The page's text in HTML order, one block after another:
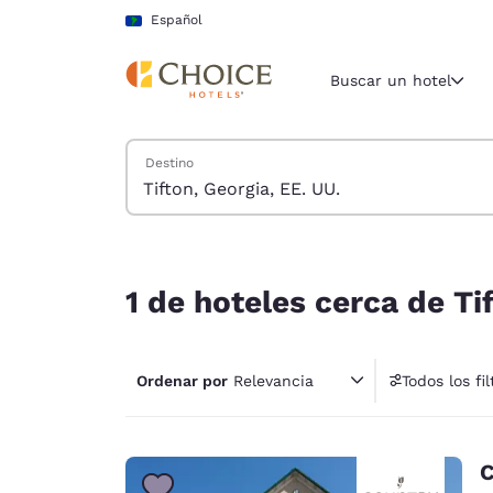
Pasar A Contenido Principal
Español
Región y
América
América
English
Buscar un hotel
Buscar hoteles
Destino
1 de hoteles cerca de
Ordenar por Relevancia Todos los
1